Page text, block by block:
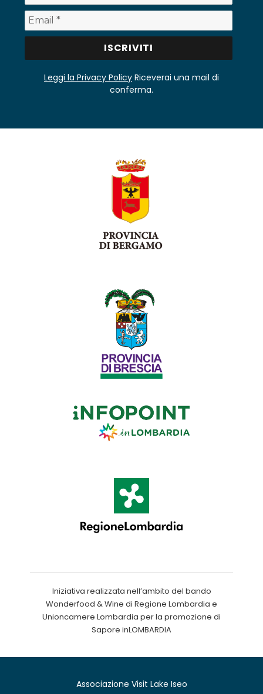
Leggi la Privacy Policy Riceverai una mail di
conferma.
Iniziativa realizzata nell’ambito del bando
Wonderfood & Wine di Regione Lombardia e
Unioncamere Lombardia per la promozione di
Sapore inLOMBARDIA
Associazione Visit Lake Iseo